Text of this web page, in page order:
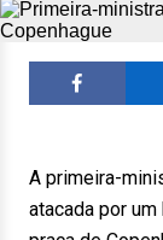
A primeira-
atacada por